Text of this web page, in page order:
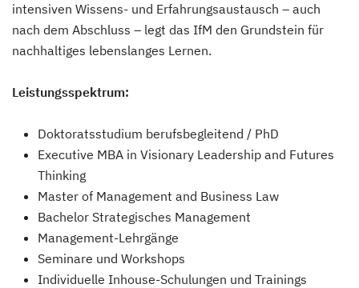
intensiven Wissens- und Erfahrungsaustausch – auch
nach dem Abschluss – legt das IfM den Grundstein für
nachhaltiges lebenslanges Lernen.
Leistungsspektrum:
Doktoratsstudium berufsbegleitend / PhD
Executive MBA in Visionary Leadership and Futures
Thinking
Master of Management and Business Law
Bachelor Strategisches Management
Management-Lehrgänge
Seminare und Workshops
Individuelle Inhouse-Schulungen und Trainings